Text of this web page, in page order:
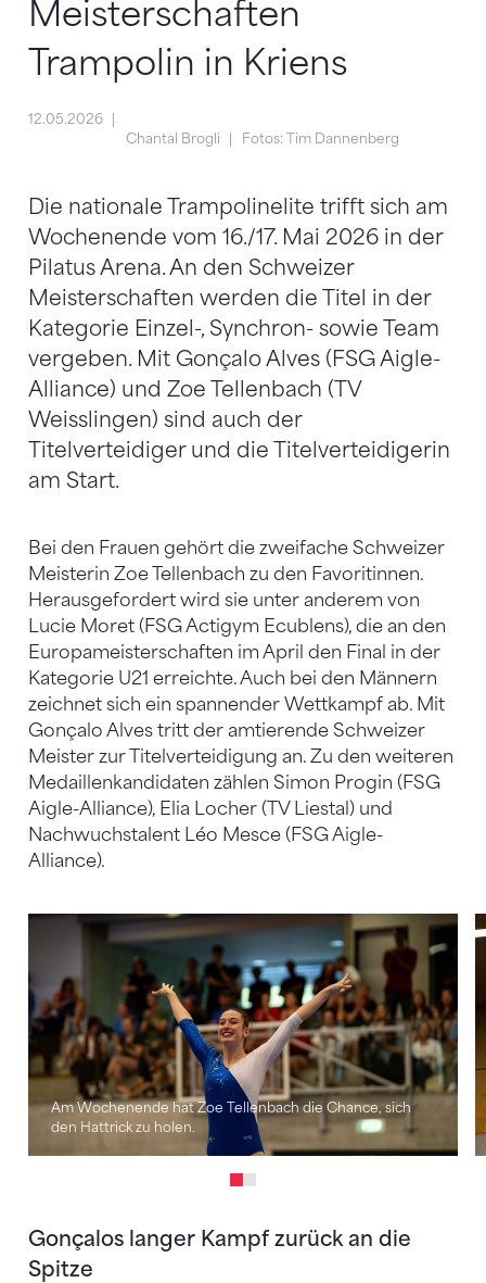
Meisterschaften
Trampolin in Kriens
12.05.2026
Chantal Brogli
Fotos: Tim Dannenberg
Die nationale Trampolinelite trifft sich am
Wochenende vom 16./17. Mai 2026 in der
Pilatus Arena. An den Schweizer
Meisterschaften werden die Titel in der
Kategorie Einzel-, Synchron- sowie Team
vergeben. Mit Gonçalo Alves (FSG Aigle-
Alliance) und Zoe Tellenbach (TV
Weisslingen) sind auch der
Titelverteidiger und die Titelverteidigerin
am Start.
Bei den Frauen gehört die zweifache Schweizer
Meisterin Zoe Tellenbach zu den Favoritinnen.
Herausgefordert wird sie unter anderem von
Lucie Moret (FSG Actigym Ecublens), die an den
Europameisterschaften im April den Final in der
Kategorie U21 erreichte. Auch bei den Männern
zeichnet sich ein spannender Wettkampf ab. Mit
Gonçalo Alves tritt der amtierende Schweizer
Meister zur Titelverteidigung an. Zu den weiteren
Medaillenkandidaten zählen Simon Progin (FSG
Aigle-Alliance), Elia Locher (TV Liestal) und
Nachwuchstalent Léo Mesce (FSG Aigle-
Alliance).
Am Wochenende hat Zoe Tellenbach die Chance, sich
den Hattrick zu holen.
Gonçalos langer Kampf zurück an die
Spitze